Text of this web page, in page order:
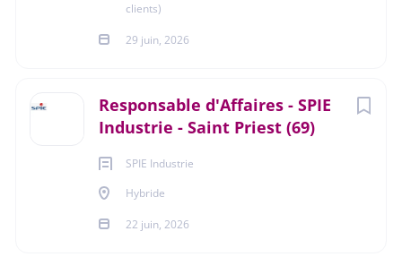
clients)
29 juin, 2026
Responsable d'Affaires - SPIE
Industrie - Saint Priest (69)
SPIE Industrie
Hybride
22 juin, 2026
À propos de Amaris
Amaris Group, société de conseil spécialisée en suivi de
fabrication et management de projets industriels depuis
Nous accompagnons des acteurs de la production et du
transport d’énergie (nucléaire, renouvelable, pétrole &